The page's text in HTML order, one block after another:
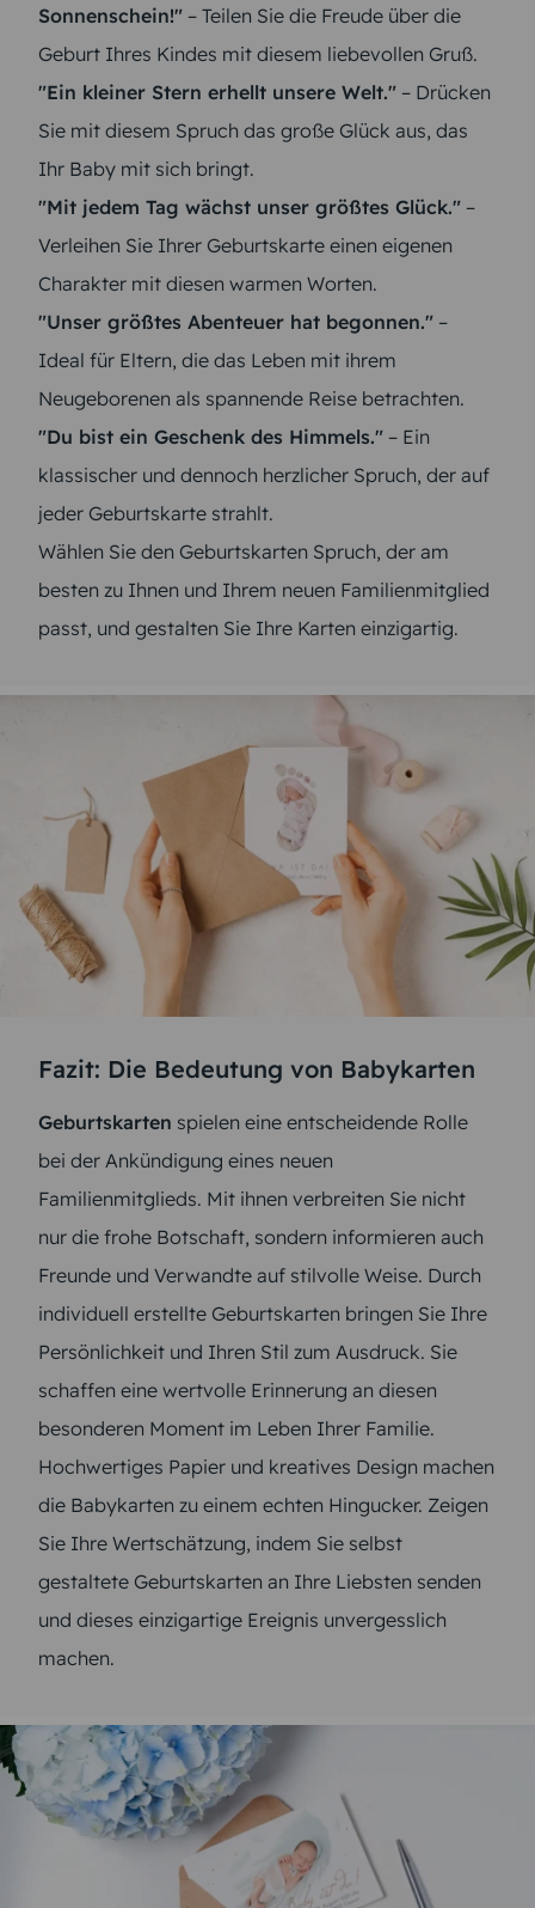
Sonnenschein!" – Teilen Sie die Freude über die
Geburt Ihres Kindes mit diesem liebevollen Gruß.
"Ein kleiner Stern erhellt unsere Welt." – Drücken
Sie mit diesem Spruch das große Glück aus, das
Ihr Baby mit sich bringt.
"Mit jedem Tag wächst unser größtes Glück." –
Verleihen Sie Ihrer Geburtskarte einen eigenen
Charakter mit diesen warmen Worten.
"Unser größtes Abenteuer hat begonnen." –
Ideal für Eltern, die das Leben mit ihrem
Neugeborenen als spannende Reise betrachten.
"Du bist ein Geschenk des Himmels." – Ein
klassischer und dennoch herzlicher Spruch, der auf
jeder Geburtskarte strahlt.
Wählen Sie den Geburtskarten Spruch, der am
besten zu Ihnen und Ihrem neuen Familienmitglied
passt, und gestalten Sie Ihre Karten einzigartig.
Fazit: Die Bedeutung von Babykarten
Geburtskarten spielen eine entscheidende Rolle
bei der Ankündigung eines neuen
Familienmitglieds. Mit ihnen verbreiten Sie nicht
nur die frohe Botschaft, sondern informieren auch
Freunde und Verwandte auf stilvolle Weise. Durch
individuell erstellte Geburtskarten bringen Sie Ihre
Persönlichkeit und Ihren Stil zum Ausdruck. Sie
schaffen eine wertvolle Erinnerung an diesen
besonderen Moment im Leben Ihrer Familie.
Hochwertiges Papier und kreatives Design machen
die Babykarten zu einem echten Hingucker. Zeigen
Sie Ihre Wertschätzung, indem Sie selbst
gestaltete Geburtskarten an Ihre Liebsten senden
und dieses einzigartige Ereignis unvergesslich
machen.